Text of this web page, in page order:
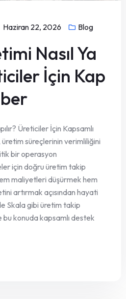
Haziran 22, 2026 Blog
Nasıl Ya
İçin Kap
Üreticiler İçin Kapsamlı
süreçlerinin verimliliğini
bir operasyon
için doğru üretim takip
maliyetleri düşürmek hem
artırmak açısından hayati
Skala gibi üretim takip
konuda kapsamlı destek